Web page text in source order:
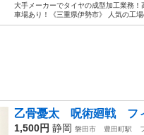
大手メーカーでタイヤの成型加工業務
車場あり！《三重県伊勢市》 人気の工
乙骨憂太 呪術廻戦 フ
1,500円 静岡 磐田市 豊田町駅